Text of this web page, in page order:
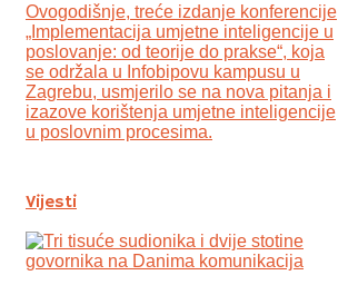
Ovogodišnje, treće izdanje konferencije
„Implementacija umjetne inteligencije u
poslovanje: od teorije do prakse“, koja
se održala u Infobipovu kampusu u
Zagrebu, usmjerilo se na nova pitanja i
izazove korištenja umjetne inteligencije
u poslovnim procesima.
Vijesti